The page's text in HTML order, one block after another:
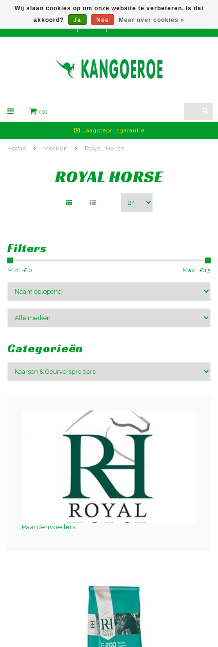
EUR CONTACT
(0)
Laagsteprijsgarantie
Home Merken Royal Horse
ROYAL HORSE
Filters
Min: €0 Max: €15
Categorieën
Paardenvoeders
Wij slaan cookies op om onze website te verbeteren. Is dat
akkoord?
Ja Nee Meer over cookies »